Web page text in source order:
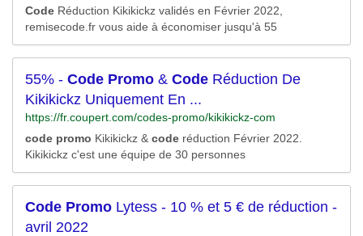
hcmdlbnQuZnIlMmYlM2Ztc2Nsa2lkJTNkYjQwYzBlMGZlMW
EyMTIxMDEyODM2YzUwMmQ4MDVkYTUlMjZ1dG1fc291c
mNlJTNkYmluZyUyNnV0bV9tZWRpdW0lM2RjcGMlMjZ1dG1
M2RhY2hhdCUyNTIwb3IlMjUyMGVuJTI1MjBsaWduZSUyNn
V0bV9jb250ZW50JTNkQWNoYXQlMjUyME9y%26rlid%3db4
0c0e0fe1a2121012836c502d805da5/RK=2/RS=lavUvJVkw4
1txCrRSjafJA6CE0I-
Code Réduction Kikikickz validés en Février 2022,
remisecode.fr vous aide à économiser jusqu'à 55
55% - Code Promo & Code Réduction De
Kikikickz Uniquement En ...
https://fr.coupert.com/codes-promo/kikikickz-com
code promo Kikikickz & code réduction Février 2022.
Kikikickz c'est une équipe de 30 personnes
Code Promo Lytess - 10 % et 5 € de réduction -
avril 2022